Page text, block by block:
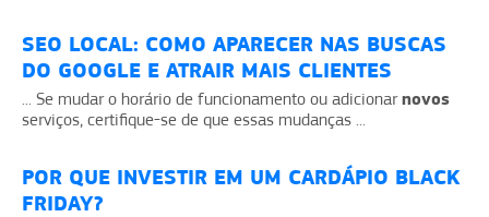
SEO LOCAL: COMO APARECER NAS BUSCAS
DO GOOGLE E ATRAIR MAIS CLIENTES
... Se mudar o horário de funcionamento ou adicionarnovos
serviços, certifique-se de que essas mudanças ...
POR QUE INVESTIR EM UM CARDÁPIO BLACK
FRIDAY?